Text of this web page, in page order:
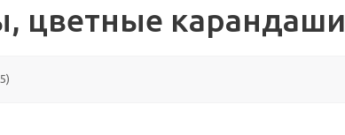
цветные карандаши
)